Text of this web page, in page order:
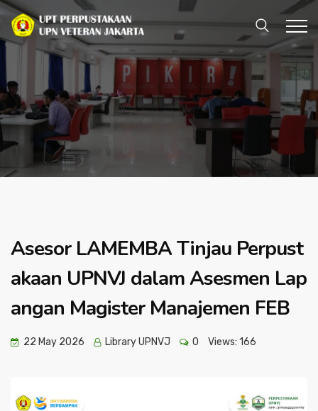
Asesor LAMEMBA Tinjau Perpust
akaan UPNVJ dalam Asesmen Lap
angan Magister Manajemen FEB
22 May 2026 Library UPNVJ 0 Views: 166